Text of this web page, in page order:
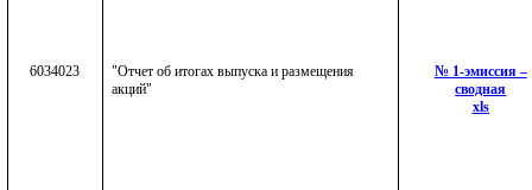
6034023
"Отчет об итогах выпуска и размещения
акций"
№ 1-эмиссия –
сводная
xls